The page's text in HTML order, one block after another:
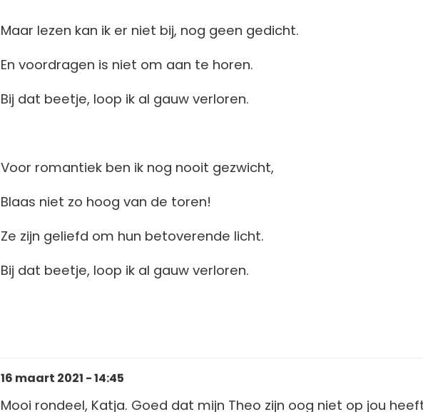
Maar lezen kan ik er niet bij, nog geen gedicht.
En voordragen is niet om aan te horen.
Bij dat beetje, loop ik al gauw verloren.
Voor romantiek ben ik nog nooit gezwicht,
Blaas niet zo hoog van de toren!
Ze zijn geliefd om hun betoverende licht.
Bij dat beetje, loop ik al gauw verloren.
16 maart 2021 - 14:45
Mooi rondeel, Katja. Goed dat mijn Theo zijn oog niet op jou